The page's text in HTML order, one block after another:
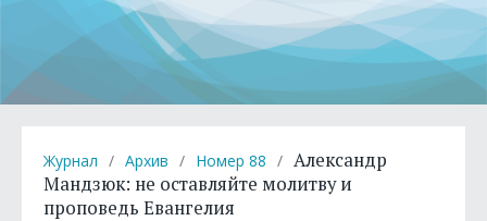
Журнал / Архив / Номер 88 / Александр
Мандзюк: не оставляйте молитву и
проповедь Евангелия